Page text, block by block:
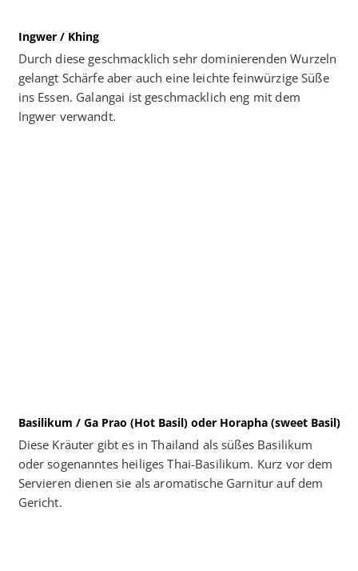
Ingwer / Khing
Durch diese geschmacklich sehr dominierenden Wurzeln
gelangt Schärfe aber auch eine leichte feinwürzige Süße
ins Essen. Galangai ist geschmacklich eng mit dem
Ingwer verwandt.
Basilikum / Ga Prao (Hot Basil) oder Horapha (sweet Basil)
Diese Kräuter gibt es in Thailand als süßes Basilikum
oder sogenanntes heiliges Thai-Basilikum. Kurz vor dem
Servieren dienen sie als aromatische Garnitur auf dem
Gericht.